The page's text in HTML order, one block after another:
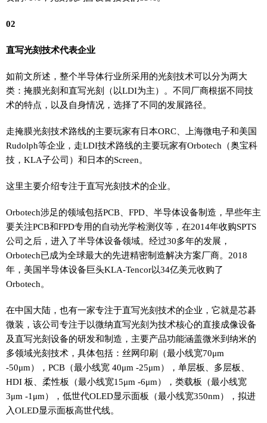
02
直写光刻技术代表企业
如前文所述，整个半导体行业所采用的光刻技术可以分为两大
类：掩膜光刻和直写光刻（以LDI为主）。不同厂商根据不同技
术的特点，以及自身情况，选择了不同的发展路径。
走掩膜光刻技术路线的主要玩家有日本ORC、上海微电子和美国
Rudolph等企业，走LDI技术路线的主要玩家有Orbotech（奥宝科
技，KLA子公司）和日本的Screen。
这里主要介绍专注于直写光刻技术的企业。
Orbotech涉足的领域包括PCB、FPD、半导体设备制造，早些年主
要关注PCB和FPD专用的自动光学检测仪等，在2014年收购SPTS
公司之后，进入了半导体设备领域。经过30多年的发展，
Orbotech已成为全球最大的先进精密制造解决方案厂商。2018
年，美国半导体设备巨头KLA-Tencor以34亿美元收购了
Orbotech。
在中国大陆，也有一家专注于直写光刻技术的企业，它就是芯碁
微装，该公司专注于以微纳直写光刻为技术核心的直接成像设备
及直写光刻设备的研发和制造，主要产品功能涵盖微米到纳米的
多领域光刻技术，具体包括：丝网印刷（最小线宽70μm
-50μm），PCB（最小线宽 40μm -25μm），单层板、多层板、
HDI 板、柔性板（最小线宽15μm -6μm），类载板（最小线宽
3μm -1μm），低世代OLED显示面板（最小线宽350nm），拟进
入OLED显示面板高世代线。